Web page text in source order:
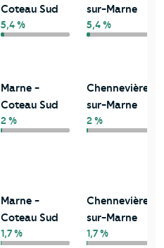
Coteau Sud
5,4 %
sur-Marne
5,4 %
Marne -
Coteau Sud
2 %
Chennevières-
sur-Marne
2 %
Marne -
Coteau Sud
1,7 %
Chennevières-
sur-Marne
1,7 %